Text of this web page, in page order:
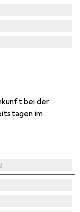
bei der
im
i